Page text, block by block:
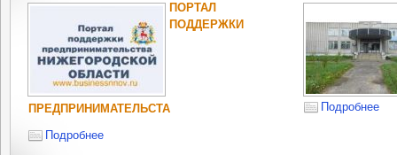
ПОРТАЛ
ПОДДЕРЖКИ
ПРЕДПРИНИМАТЕЛЬСТА
Подробнее
Подробнее